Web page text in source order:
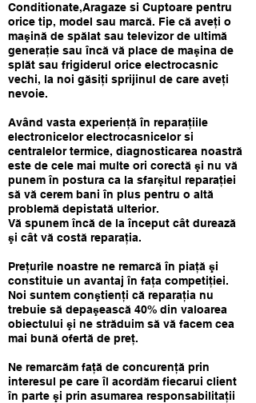
Conditionate,Aragaze si Cuptoare pentru
orice tip, model sau marcă. Fie că aveţi o
maşină de spălat sau televizor de ultimă
generaţie sau încă vă place de maşina de
splăt sau frigiderul orice electrocasnic
vechi, la noi găsiţi sprijinul de care aveţi
nevoie.
Având vasta experienţă în reparaţiile
electronicelor electrocasnicelor si
centralelor termice, diagnosticarea noastră
este de cele mai multe ori corectă şi nu vă
punem în postura ca la sfarşitul reparaţiei
să vă cerem bani în plus pentru o altă
problemă depistată ulterior.
Vă spunem încă de la început cât durează
şi cât vă costă reparaţia.
Preţurile noastre ne remarcă în piaţă şi
constituie un avantaj în faţa competiţiei.
Noi suntem conştienţi că reparaţia nu
trebuie să depaşească 40% din valoarea
obiectului şi ne străduim să vă facem cea
mai bună ofertă de preţ.
Ne remarcăm faţă de concurenţă prin
interesul pe care îl acordăm fiecarui client
în parte şi prin asumarea responsabilitaţii